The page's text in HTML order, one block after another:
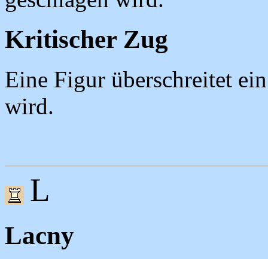
Kritischer Zug
Eine Figur überschreitet
wird.
L
Lacny